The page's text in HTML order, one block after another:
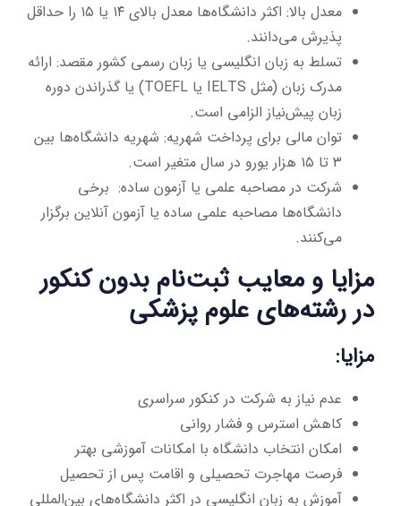
معدل بالا: اکثر دانشگاه‌ها معدل بالای ۱۴ یا ۱۵ را حداقل
پذیرش می‌دانند.
تسلط به زبان انگلیسی یا زبان رسمی کشور مقصد: ارائه
مدرک زبان (مثل IELTS یا TOEFL) یا گذراندن دوره
زبان پیش‌نیاز الزامی است.
توان مالی برای پرداخت شهریه: شهریه دانشگاه‌ها بین
۳ تا ۱۵ هزار یورو در سال متغیر است.
شرکت در مصاحبه علمی یا آزمون ساده: برخی
دانشگاه‌ها مصاحبه علمی ساده یا آزمون آنلاین برگزار
می‌کنند.
مزایا و معایب ثبت‌نام بدون کنکور
در رشته‌های علوم پزشکی
مزایا:
عدم نیاز به شرکت در کنکور سراسری
کاهش استرس و فشار روانی
امکان انتخاب دانشگاه با امکانات آموزشی بهتر
فرصت مهاجرت تحصیلی و اقامت پس از تحصیل
آموزش به زبان انگلیسی در اکثر دانشگاه‌های بین‌المللی